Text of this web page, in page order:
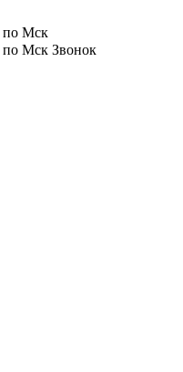
по Мск
по Мск Звонок